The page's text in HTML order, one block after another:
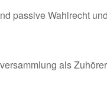
passive Wahlrecht und
als Zuhörer